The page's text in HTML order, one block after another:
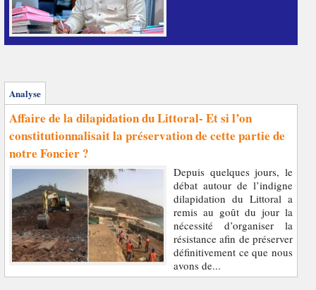
Analyse
Affaire de la dilapidation du Littoral- Et si l’on
constitutionnalisait la préservation de cette partie de
notre Foncier ?
Depuis quelques jours, le
débat autour de l’indigne
dilapidation du Littoral a
remis au goût du jour la
nécessité d’organiser la
résistance afin de préserver
définitivement ce que nous
avons de...